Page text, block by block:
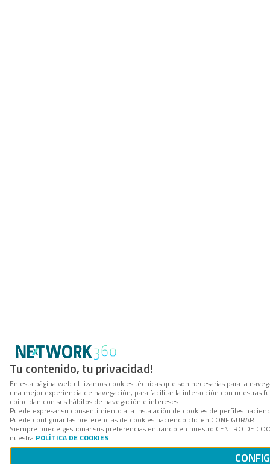
Tu contenido, tu privacidad!
En esta página web utilizamos cookies técnicas que son necesarias para la
una mejor experiencia de navegación, para facilitar la interacción con
coincidan con sus hábitos de navegación e intereses.
Puede expresar su consentimiento a la instalación de cookies de perfiles
Puede configurar las preferencias de cookies haciendo clic en CONFIGURAR.
Siempre puede gestionar sus preferencias entrando en nuestro CENTRO DE
nuestra POLÍTICA DE COOKIES.